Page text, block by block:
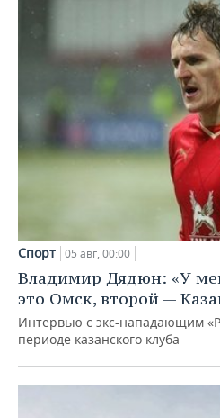
Спорт 05 авг, 00:00
Владимир Дядюн: «У
это Омск, второй —
Интервью с экс-нападающим
периоде казанского клуба